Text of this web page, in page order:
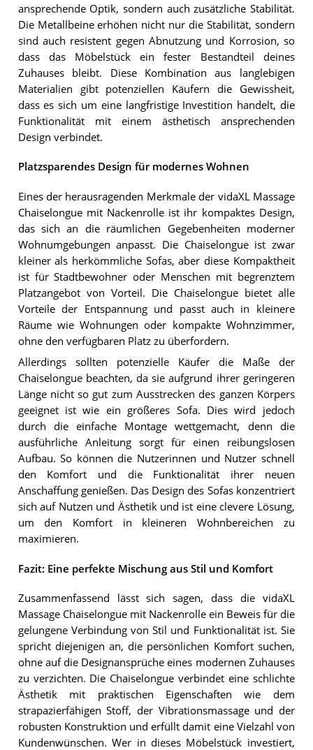
ansprechende Optik, sondern auch zusätzliche Stabilität.
Die Metallbeine erhöhen nicht nur die Stabilität, sondern
sind auch resistent gegen Abnutzung und Korrosion, so
dass das Möbelstück ein fester Bestandteil deines
Zuhauses bleibt. Diese Kombination aus langlebigen
Materialien gibt potenziellen Käufern die Gewissheit,
dass es sich um eine langfristige Investition handelt, die
Funktionalität mit einem ästhetisch ansprechenden
Design verbindet.
Platzsparendes Design für modernes Wohnen
Eines der herausragenden Merkmale der vidaXL Massage
Chaiselongue mit Nackenrolle ist ihr kompaktes Design,
das sich an die räumlichen Gegebenheiten moderner
Wohnumgebungen anpasst. Die Chaiselongue ist zwar
kleiner als herkömmliche Sofas, aber diese Kompaktheit
ist für Stadtbewohner oder Menschen mit begrenztem
Platzangebot von Vorteil. Die Chaiselongue bietet alle
Vorteile der Entspannung und passt auch in kleinere
Räume wie Wohnungen oder kompakte Wohnzimmer,
ohne den verfügbaren Platz zu überfordern.
Allerdings sollten potenzielle Käufer die Maße der
Chaiselongue beachten, da sie aufgrund ihrer geringeren
Länge nicht so gut zum Ausstrecken des ganzen Körpers
geeignet ist wie ein größeres Sofa. Dies wird jedoch
durch die einfache Montage wettgemacht, denn die
ausführliche Anleitung sorgt für einen reibungslosen
Aufbau. So können die Nutzerinnen und Nutzer schnell
den Komfort und die Funktionalität ihrer neuen
Anschaffung genießen. Das Design des Sofas konzentriert
sich auf Nutzen und Ästhetik und ist eine clevere Lösung,
um den Komfort in kleineren Wohnbereichen zu
maximieren.
Fazit: Eine perfekte Mischung aus Stil und Komfort
Zusammenfassend lässt sich sagen, dass die vidaXL
Massage Chaiselongue mit Nackenrolle ein Beweis für die
gelungene Verbindung von Stil und Funktionalität ist. Sie
spricht diejenigen an, die persönlichen Komfort suchen,
ohne auf die Designansprüche eines modernen Zuhauses
zu verzichten. Die Chaiselongue verbindet eine schlichte
Ästhetik mit praktischen Eigenschaften wie dem
strapazierfähigen Stoff, der Vibrationsmassage und der
robusten Konstruktion und erfüllt damit eine Vielzahl von
Kundenwünschen. Wer in dieses Möbelstück investiert,